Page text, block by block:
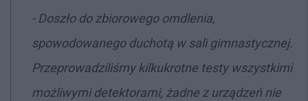
- Doszło do zbiorowego omdlenia,
spowodowanego duchotą w sali gimnastycznej.
Przeprowadziliśmy kilkukrotne testy wszystkimi
możliwymi detektorami, żadne z urządzeń nie